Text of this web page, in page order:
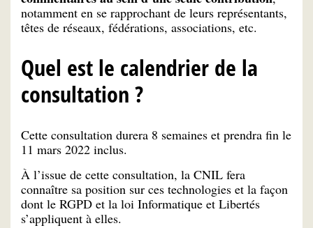
notamment en se rapprochant de leurs représentants,
têtes de réseaux, fédérations, associations, etc.
Quel est le calendrier de la
consultation ?
Cette consultation durera 8 semaines et prendra fin le
11 mars 2022 inclus.
À l’issue de cette consultation, la CNIL fera
connaître sa position sur ces technologies et la façon
dont le RGPD et la loi Informatique et Libertés
s’appliquent à elles.